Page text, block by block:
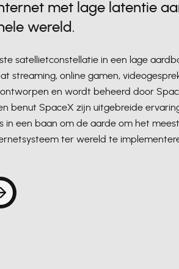
met lage latentie
wereld.
satellietconstellatie in een lage
streaming, online gamen,
en wordt beheerd door
benut SpaceX zijn uitgebreide
in een baan om de aarde om het meest
ter wereld te